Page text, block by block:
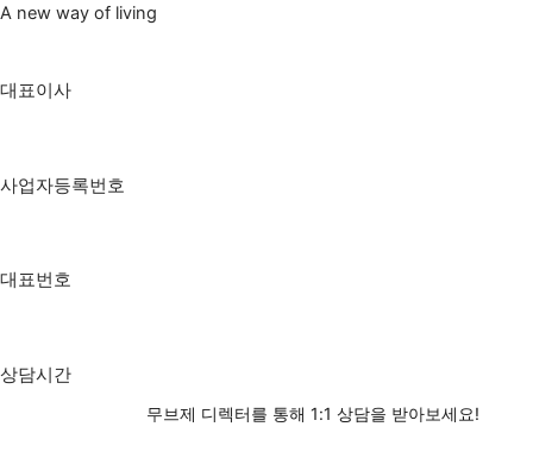
A new way of living
대표이사
사업자등록번호
대표번호
상담시간
평일 10:00 ~ 18:00무브제 디렉터를 통해 1:1 상담을 받아보세요!